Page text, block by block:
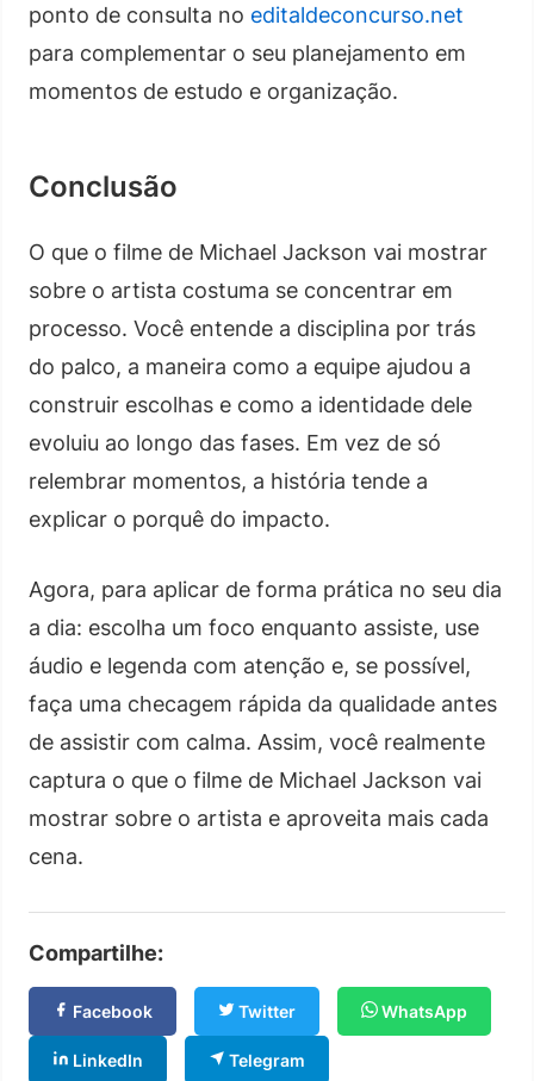
ponto de consulta no editaldeconcurso.net
para complementar o seu planejamento em
momentos de estudo e organização.
Conclusão
O que o filme de Michael Jackson vai mostrar
sobre o artista costuma se concentrar em
processo. Você entende a disciplina por trás
do palco, a maneira como a equipe ajudou a
construir escolhas e como a identidade dele
evoluiu ao longo das fases. Em vez de só
relembrar momentos, a história tende a
explicar o porquê do impacto.
Agora, para aplicar de forma prática no seu dia
a dia: escolha um foco enquanto assiste, use
áudio e legenda com atenção e, se possível,
faça uma checagem rápida da qualidade antes
de assistir com calma. Assim, você realmente
captura o que o filme de Michael Jackson vai
mostrar sobre o artista e aproveita mais cada
cena.
Compartilhe:
Facebook Twitter WhatsApp
LinkedIn Telegram